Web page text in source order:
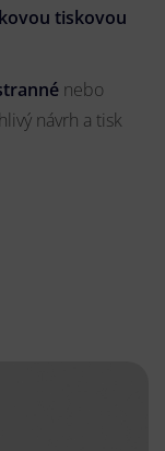
tiskovou
nebo
návrh a tisk